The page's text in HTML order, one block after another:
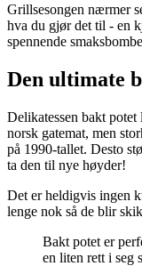
Grillsesongen nærmer
hva du gjør det til - en
spennende
Den ultimate
Delikatessen bakt potet
norsk gatemat, men
på 1990-tallet. Desto
ta den til nye høyder!
Det er heldigvis ingen
lenge nok så de blir
Bakt potet er
en liten rett i seg